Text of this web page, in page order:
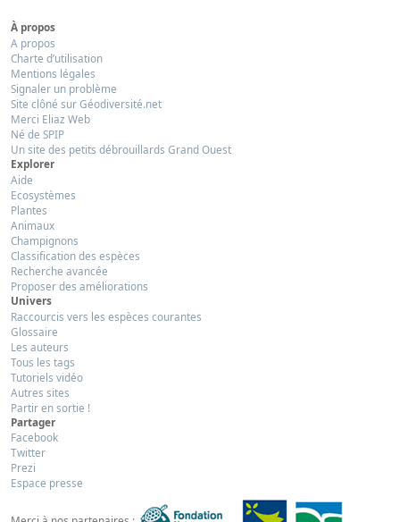
À propos
A propos
Charte d’utilisation
Mentions légales
Signaler un problème
Site clôné sur Géodiversité.net
Merci Eliaz Web
Né de SPIP
Un site des petits débrouillards Grand Ouest
Explorer
Aide
Ecosystèmes
Plantes
Animaux
Champignons
Classification des espèces
Recherche avancée
Proposer des améliorations
Univers
Raccourcis vers les espèces courantes
Glossaire
Les auteurs
Tous les tags
Tutoriels vidéo
Autres sites
Partir en sortie !
Partager
Facebook
Twitter
Prezi
Espace presse